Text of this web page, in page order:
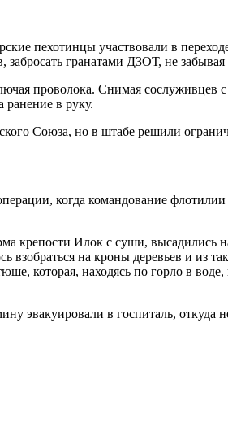
пехотинцы участвовали в
гранатами ДЗОТ, не
проволока. Снимая сослуживцев
ранение в руку.
Союза, но в штабе решили
когда командование
крепости Илок с суши, высадились
на кроны деревьев и из
которая, находясь по горло в воде,
эвакуировали в госпиталь, откуда